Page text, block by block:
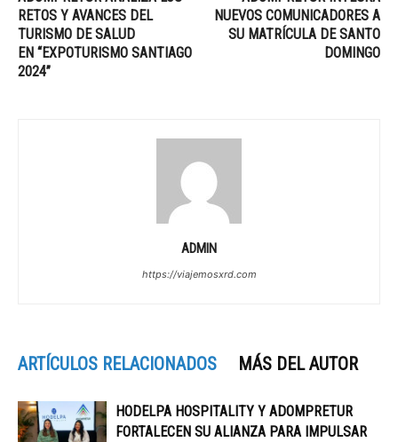
RETOS Y AVANCES DEL
TURISMO DE SALUD
EN “EXPOTURISMO SANTIAGO
2024”
NUEVOS COMUNICADORES A
SU MATRÍCULA DE SANTO
DOMINGO
ADMIN
https://viajemosxrd.com
ARTÍCULOS RELACIONADOS MÁS DEL AUTOR
HODELPA HOSPITALITY Y ADOMPRETUR
FORTALECEN SU ALIANZA PARA IMPULSAR